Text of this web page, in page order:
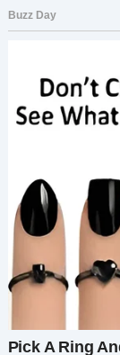
эту боль
на этом
правду».